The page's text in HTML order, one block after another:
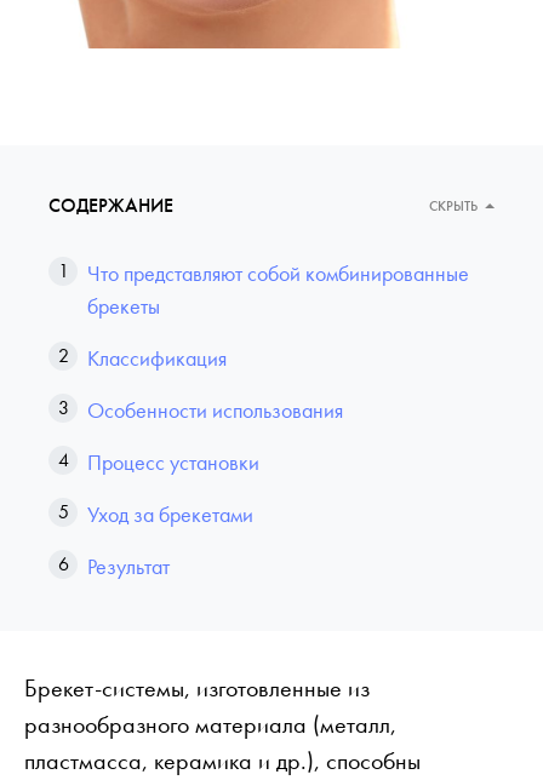
СОДЕРЖАНИЕ СКРЫТЬ
Что представляют собой комбинированные
брекеты
Классификация
Особенности использования
Процесс установки
Уход за брекетами
Результат
Брекет-системы, изготовленные из
разнообразного материала (металл,
пластмасса, керамика и др.), способны